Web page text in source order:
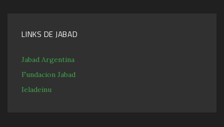
LINKS DE JABAD
Jabad Argentina
Fundacion Jabad
Ieladeinu